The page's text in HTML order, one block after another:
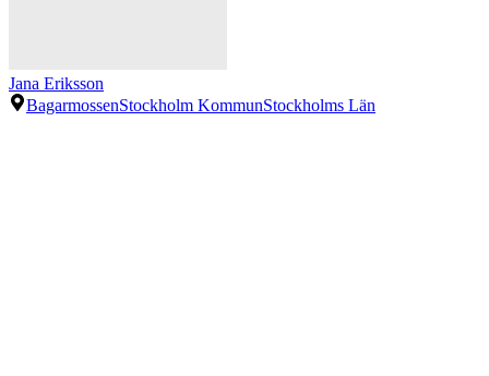
Jana Eriksson
BagarmossenStockholm KommunStockholms Län